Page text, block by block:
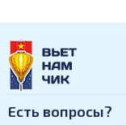
Есть вопросы?